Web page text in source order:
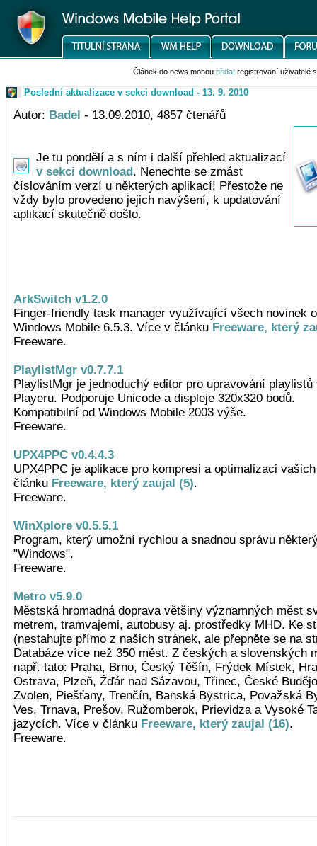
Článek do news mohou přidat registrovaní uživatelé
Poslední aktualizace v sekci download - 13. 9. 2010
Autor: Badel - 13.09.2010, 4857 čtenářů
Je tu pondělí a s ním i další přehled aktualizací
v sekci download. Nenechte se zmást
číslováním verzí u některých aplikací! Přestože ne
vždy bylo provedeno jejich navýšení, k updatování
aplikací skutečně došlo.
ArkSwitch v1.2.0
Finger-friendly task manager využívající všech novinek
Windows Mobile 6.5.3. Více v článku Freeware, který
Freeware.
PlaylistMgr v0.7.7.1
PlaylistMgr je jednoduchý editor pro upravování playlistů
Playeru. Podporuje Unicode a displeje 320x320 bodů.
Kompatibilní od Windows Mobile 2003 výše.
Freeware.
UPX4PPC v0.4.4.3
UPX4PPC je aplikace pro kompresi a optimalizaci
článku Freeware, který zaujal (5).
Freeware.
WinXplore v0.5.5.1
Program, který umožní rychlou a snadnou správu
"Windows".
Freeware.
Metro v5.9.0
Městská hromadná doprava většiny významných měst
metrem, tramvajemi, autobusy aj. prostředky MHD. Ke
(nestahujte přímo z našich stránek, ale přepněte se na
Databáze více než 350 měst. Z českých a slovenských
např. tato: Praha, Brno, Český Těšín, Frýdek Místek,
Ostrava, Plzeň, Žďár nad Sázavou, Třinec, České
Zvolen, Piešťany, Trenčín, Banská Bystrica, Považská
Ves, Trnava, Prešov, Ružomberok, Prievidza a Vysoké
jazycích. Více v článku Freeware, který zaujal (16).
Freeware.